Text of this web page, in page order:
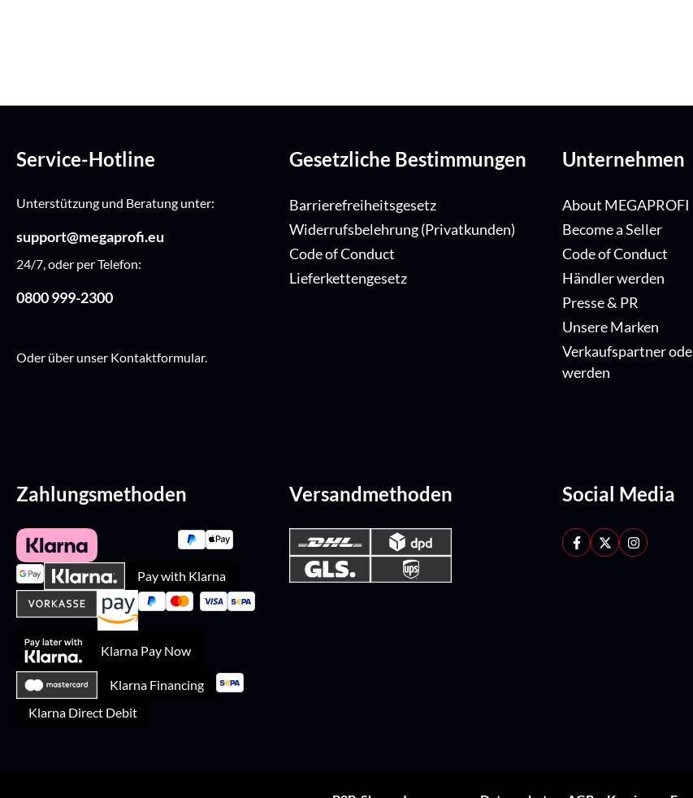
Service-Hotline
Unterstützung und Beratung unter:
support@megaprofi.eu
24/7, oder per Telefon:
0800 999-2300
Oder über unser Kontaktformular.
Gesetzliche Bestimmungen
Barrierefreiheitsgesetz
Widerrufsbelehrung (Privatkunden)
Code of Conduct
Lieferkettengesetz
Unternehmen
About MEGAPROFI
Become a Seller
Code of Conduct
Händler werden
Presse & PR
Unsere Marken
Verkaufspartner
werden
Zahlungsmethoden
Pay with Klarna
Klarna Pay Now
Klarna Financing
Klarna Direct Debit
Versandmethoden Social Media